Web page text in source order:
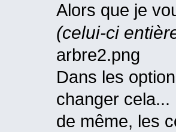
Alors que je
(celui-ci
arbre2.png
Dans les
changer cela...
de même, les